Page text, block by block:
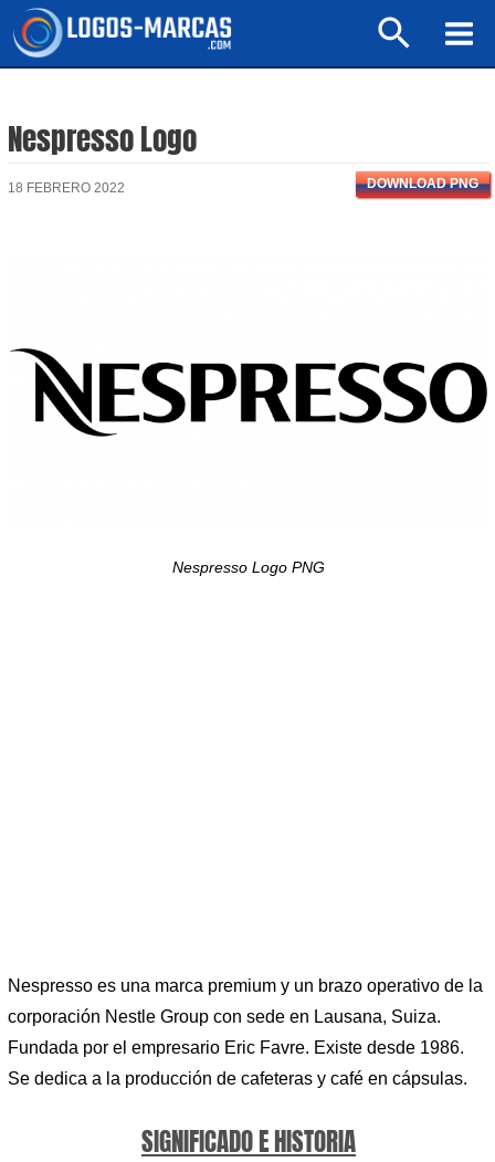
Buscar
Nespresso Logo
18 FEBRERO 2022 DOWNLOAD PNG
Nespresso Logo PNG
Nespresso es una marca premium y un brazo operativo de la
corporación Nestle Group con sede en Lausana, Suiza.
Fundada por el empresario Eric Favre. Existe desde 1986.
Se dedica a la producción de cafeteras y café en cápsulas.
SIGNIFICADO E HISTORIA